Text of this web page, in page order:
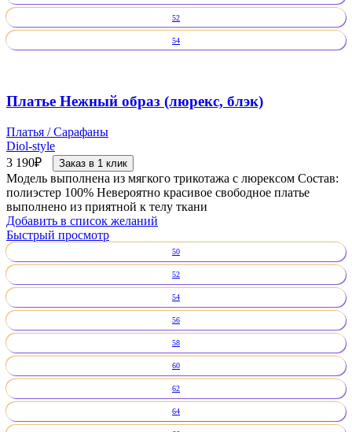
52
54
Платье Нежный образ (люрекс, блэк)
Платья / Сарафаны
Diol-style
3 190₽ Заказ в 1 клик
Модель выполнена из мягкого трикотажа с люрексом Состав:
полиэстер 100% Невероятно красивое свободное платье
выполнено из приятной к телу ткани
Добавить в список желаний
Быстрый просмотр
50
52
54
56
58
60
62
64